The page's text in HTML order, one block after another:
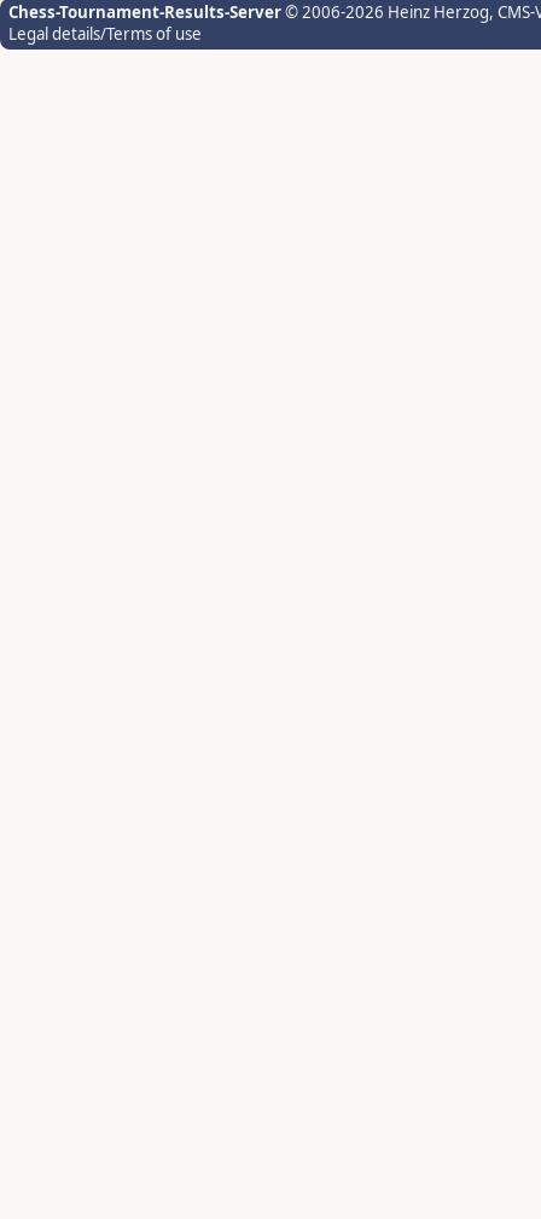
Chess-Tournament-Results-Server© 2006-2026 Heinz Herzog,
Legal details/Terms of use